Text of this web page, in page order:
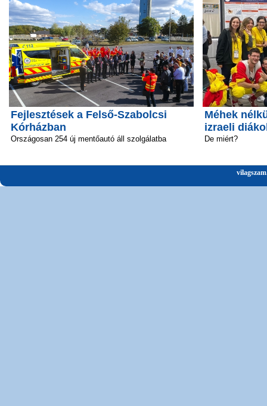
Fejlesztések a Felső-Szabolcsi
Kórházban
Országosan 254 új mentőautó áll szolgálatba
Méhek
izraeli
De miért?